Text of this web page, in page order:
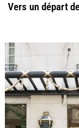
Vers un départ